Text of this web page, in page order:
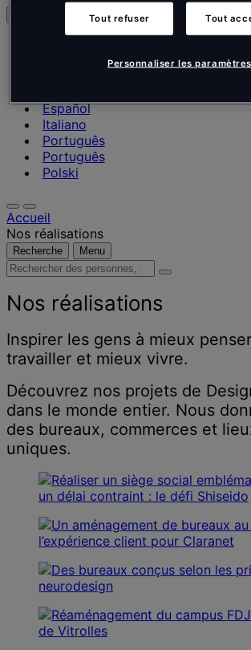
Español
Italiano
Português
Português
Polski
Accueil
Nos réalisations
Recherche Menu
Rechercher
personnes,
des
lieux,
des
actualités
des
informations
Nos réalisations
Inspirer les gens à mieux
travailler et mieux vivre.
Découvrez nos projets de
dans le monde entier. Nous
des bureaux, commerces et
uniques.
Tout refuser Tout
Personnaliser les paramètres